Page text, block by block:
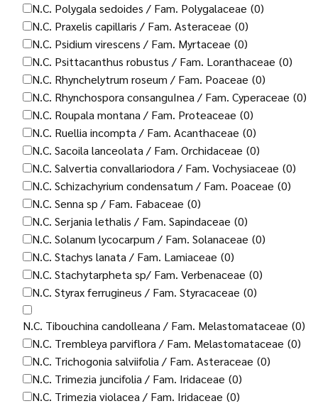
N.C. Polygala sedoides / Fam. Polygalaceae (0)
N.C. Praxelis capillaris / Fam. Asteraceae (0)
N.C. Psidium virescens / Fam. Myrtaceae (0)
N.C. Psittacanthus robustus / Fam. Loranthaceae (0)
N.C. Rhynchelytrum roseum / Fam. Poaceae (0)
N.C. Rhynchospora consanguInea / Fam. Cyperaceae (0)
N.C. Roupala montana / Fam. Proteaceae (0)
N.C. Ruellia incompta / Fam. Acanthaceae (0)
N.C. Sacoila lanceolata / Fam. Orchidaceae (0)
N.C. Salvertia convallariodora / Fam. Vochysiaceae (0)
N.C. Schizachyrium condensatum / Fam. Poaceae (0)
N.C. Senna sp / Fam. Fabaceae (0)
N.C. Serjania lethalis / Fam. Sapindaceae (0)
N.C. Solanum lycocarpum / Fam. Solanaceae (0)
N.C. Stachys lanata / Fam. Lamiaceae (0)
N.C. Stachytarpheta sp/ Fam. Verbenaceae (0)
N.C. Styrax ferrugineus / Fam. Styracaceae (0)
N.C. Tibouchina candolleana / Fam. Melastomataceae (0)
N.C. Trembleya parviflora / Fam. Melastomataceae (0)
N.C. Trichogonia salviifolia / Fam. Asteraceae (0)
N.C. Trimezia juncifolia / Fam. Iridaceae (0)
N.C. Trimezia violacea / Fam. Iridaceae (0)